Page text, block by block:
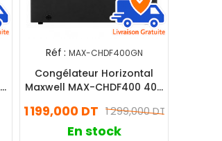
Réf : MAX-CHDF400GN
Congélateur Horizontal
Maxwell MAX-CHDF400 400
1 299,000 DT
1 199,000 DT
En stock